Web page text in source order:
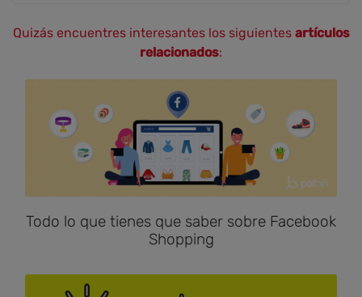
Quizás encuentres interesantes los siguientes artículos
relacionados:
Todo lo que tienes que saber sobre Facebook
Shopping